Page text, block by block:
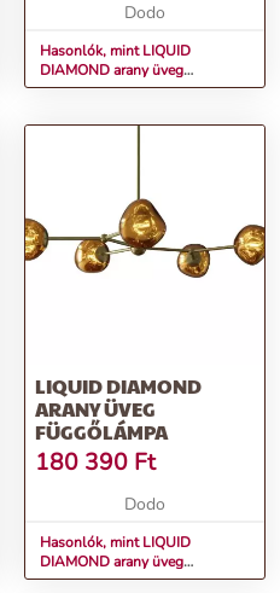
Dodo
Hasonlók, mint LIQUID
DIAMOND arany üveg
függőlámpa 20 cm
LIQUID DIAMOND
ARANY ÜVEG
FÜGGŐLÁMPA
180 390 Ft
Dodo
Hasonlók, mint LIQUID
DIAMOND arany üveg
függőlámpa